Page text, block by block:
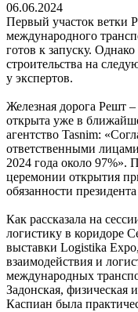
06.06.2024
Первый участок ветки
международного
готов к запуску.
строительства на
у экспертов.
Железная дорога Решт
открыта уже в
агентство Tasnim:
ответственными
2024 года около 97%».
церемонии открытия
обязанности
Как рассказала на
логистику в коридоре
выставки Logistika
взаимодействия и
международных
Задонская, физическая
Каспиан была